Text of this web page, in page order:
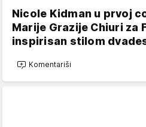
Nicole Kidman u prvoj
Marije Grazije Chiuri za
inspirisan stilom
Komentariši